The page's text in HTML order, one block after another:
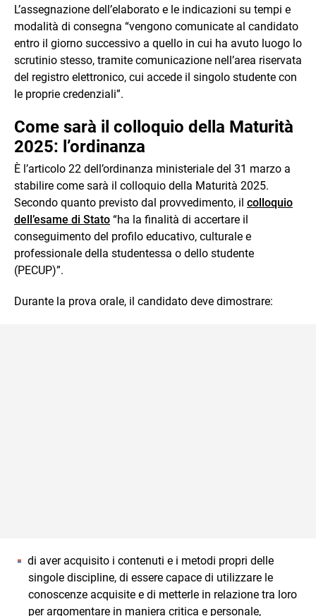
L’assegnazione dell’elaborato e le indicazioni su tempi e
modalità di consegna “vengono comunicate al candidato
entro il giorno successivo a quello in cui ha avuto luogo lo
scrutinio stesso, tramite comunicazione nell’area riservata
del registro elettronico, cui accede il singolo studente con
le proprie credenziali”.
Come sarà il colloquio della Maturità
2025: l’ordinanza
È l’articolo 22 dell’ordinanza ministeriale del 31 marzo a
stabilire come sarà il colloquio della Maturità 2025.
Secondo quanto previsto dal provvedimento, il colloquio
dell’esame di Stato “ha la finalità di accertare il
conseguimento del profilo educativo, culturale e
professionale della studentessa o dello studente
(PECUP)”.
Durante la prova orale, il candidato deve dimostrare:
di aver acquisito i contenuti e i metodi propri delle
singole discipline, di essere capace di utilizzare le
conoscenze acquisite e di metterle in relazione tra loro
per argomentare in maniera critica e personale,